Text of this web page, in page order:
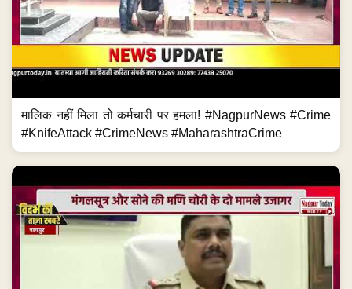
मालिक नहीं मिला तो कर्मचारी पर हमला! #NagpurNews #Crime
#KnifeAttack #CrimeNews #MaharashtraCrime